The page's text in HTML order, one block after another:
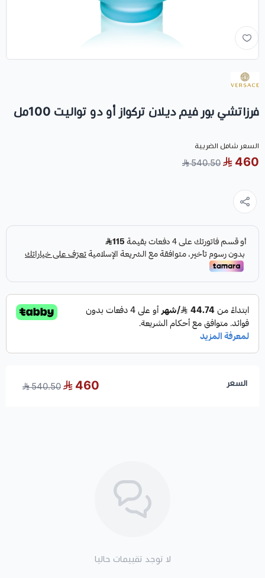
فرزاتشي بور فيم ديلان تركواز أو دو تواليت 100مل
السعر شامل الضريبة
460
540.50
السعر 460
540.50
لا توجد تقييمات حاليا